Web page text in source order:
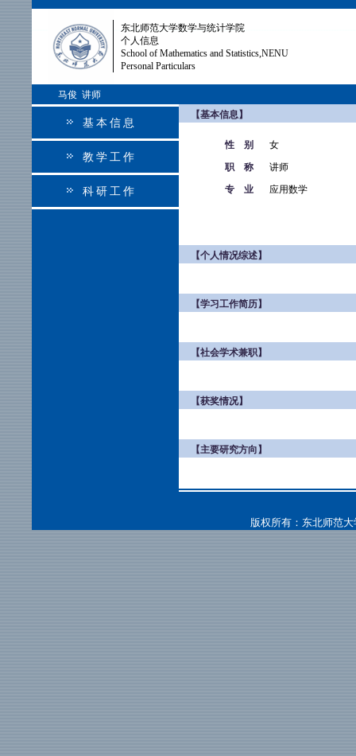
东北师范大学数学与统计学院
个人信息
School of Mathematics and Statistics,NENU
Personal Particulars
马俊 讲师
基本信息
教学工作
科研工作
【基本信息】
性 别
女
职 称
讲师
专 业
应用数学
【个人情况综述】
【学习工作简历】
【社会学术兼职】
【获奖情况】
【主要研究方向】
版权所有：东北师范